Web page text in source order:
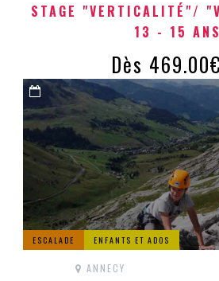
STAGE "VERTICALITÉ"/
13 - 15 ANS
Dès 469.00€
ESCALADE ENFANTS ET ADOS
ANNECY